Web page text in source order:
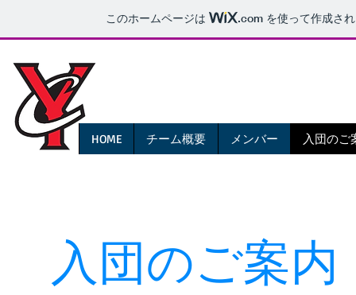
このホームページは .com を使って作成さ
HOME チーム概要 メンバー 入団のご
入団のご案